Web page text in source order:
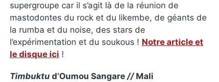
supergroupe car il s’agit là de la réunion de
mastodontes du rock et du likembe, de géants de
la rumba et du noise, des stars de
l’expérimentation et du soukous ! Notre article et
le disque ici !
Timbuktu d’Oumou Sangare // Mali